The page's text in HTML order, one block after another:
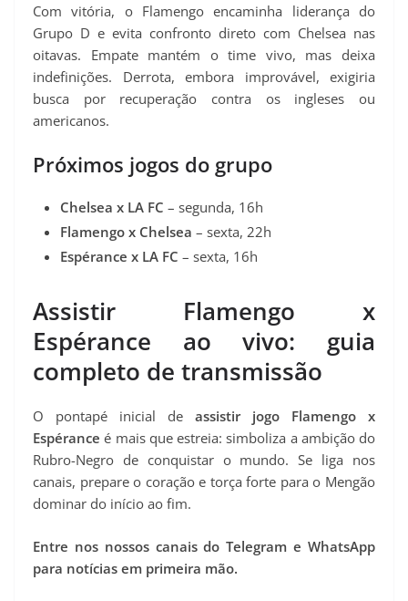
Com vitória, o Flamengo encaminha liderança do
Grupo D e evita confronto direto com Chelsea nas
oitavas. Empate mantém o time vivo, mas deixa
indefinições. Derrota, embora improvável, exigiria
busca por recuperação contra os ingleses ou
americanos.
Próximos jogos do grupo
Chelsea x LA FC – segunda, 16h
Flamengo x Chelsea – sexta, 22h
Espérance x LA FC – sexta, 16h
Assistir Flamengo x
Espérance ao vivo: guia
completo de transmissão
O pontapé inicial de assistir jogo Flamengo x
Espérance é mais que estreia: simboliza a ambição do
Rubro-Negro de conquistar o mundo. Se liga nos
canais, prepare o coração e torça forte para o Mengão
dominar do início ao fim.
Entre nos nossos canais do Telegram e WhatsApp
para notícias em primeira mão.